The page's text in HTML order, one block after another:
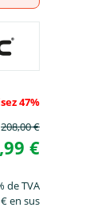
47%
208,00 €
€
de TVA
en sus